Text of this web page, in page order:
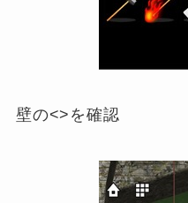
壁の<>を確認